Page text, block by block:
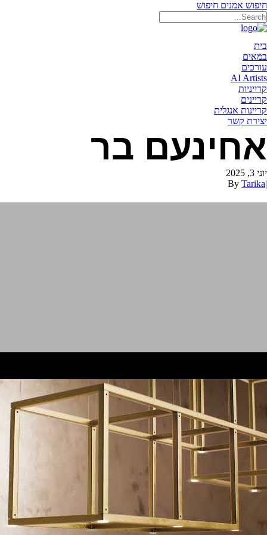
חיפוש אמנים חיפוש
בית
במאים
עורכים
AI Artists
קרייניות
קריינים
קריינות אנגלית
יצירת קשר
אחינעם בר
יוני 3, 2025
|
By Tarika